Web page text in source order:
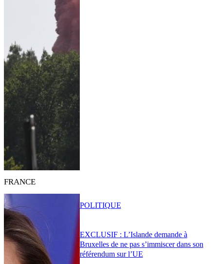
FRANCE
EXCLUSIF : L’Islande demande à
Bruxelles de ne pas s’immiscer dans son
référendum sur l’UE
POLITIQUE